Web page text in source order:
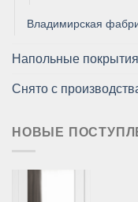
Владимирская
Напольные покрытия
Снято с
НОВЫЕ